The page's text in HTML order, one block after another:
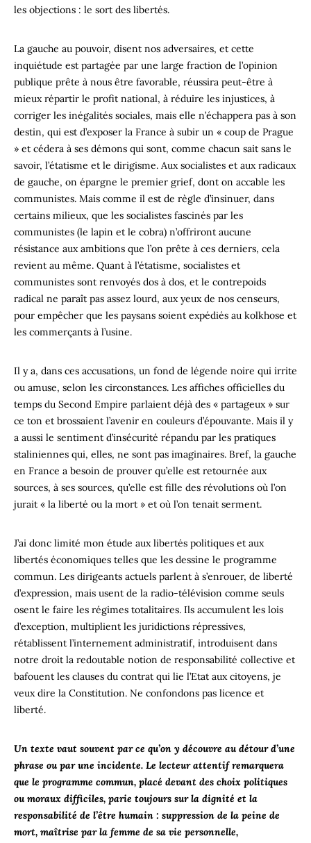
les objections : le sort des libertés.
La gauche au pouvoir, disent nos adversaires, et cette
inquiétude est partagée par une large fraction de l’opinion
publique prête à nous être favorable, réussira peut-être à
mieux répartir le profit national, à réduire les injustices, à
corriger les inégalités sociales, mais elle n’échappera pas à son
destin, qui est d’exposer la France à subir un « coup de Prague
» et cédera à ses démons qui sont, comme chacun sait sans le
savoir, l’étatisme et le dirigisme. Aux socialistes et aux radicaux
de gauche, on épargne le premier grief, dont on accable les
communistes. Mais comme il est de règle d’insinuer, dans
certains milieux, que les socialistes fascinés par les
communistes (le lapin et le cobra) n’offriront aucune
résistance aux ambitions que l’on prête à ces derniers, cela
revient au même. Quant à l’étatisme, socialistes et
communistes sont renvoyés dos à dos, et le contrepoids
radical ne paraît pas assez lourd, aux yeux de nos censeurs,
pour empêcher que les paysans soient expédiés au kolkhose et
les commerçants à l’usine.
Il y a, dans ces accusations, un fond de légende noire qui irrite
ou amuse, selon les circonstances. Les affiches officielles du
temps du Second Empire parlaient déjà des « partageux » sur
ce ton et brossaient l’avenir en couleurs d’épouvante. Mais il y
a aussi le sentiment d’insécurité répandu par les pratiques
staliniennes qui, elles, ne sont pas imaginaires. Bref, la gauche
en France a besoin de prouver qu’elle est retournée aux
sources, à ses sources, qu’elle est fille des révolutions où l’on
jurait « la liberté ou la mort » et où l’on tenait serment.
J’ai donc limité mon étude aux libertés politiques et aux
libertés économiques telles que les dessine le programme
commun. Les dirigeants actuels parlent à s’enrouer, de liberté
d’expression, mais usent de la radio-télévision comme seuls
osent le faire les régimes totalitaires. Ils accumulent les lois
d’exception, multiplient les juridictions répressives,
rétablissent l’internement administratif, introduisent dans
notre droit la redoutable notion de responsabilité collective et
bafouent les clauses du contrat qui lie l’Etat aux citoyens, je
veux dire la Constitution. Ne confondons pas licence et
liberté.
Un texte vaut souvent par ce qu’on y découvre au détour d’une
phrase ou par une incidente. Le lecteur attentif remarquera
que le programme commun, placé devant des choix politiques
ou moraux difficiles, parie toujours sur la dignité et la
responsabilité de l’être humain : suppression de la peine de
mort, maîtrise par la femme de sa vie personnelle,